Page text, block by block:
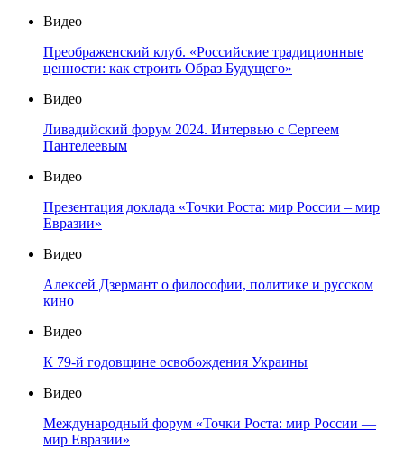
Видео
Преображенский клуб. «Российские традиционные
ценности: как строить Образ Будущего»
Видео
Ливадийский форум 2024. Интервью с Сергеем
Пантелеевым
Видео
Презентация доклада «Точки Роста: мир России – мир
Евразии»
Видео
Алексей Дзермант о философии, политике и русском
кино
Видео
К 79-й годовщине освобождения Украины
Видео
Международный форум «Точки Роста: мир России —
мир Евразии»